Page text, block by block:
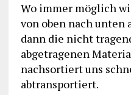
Wo immer möglich
von oben nach unten
dann die nicht
abgetragenen
nachsortiert uns
abtransportiert.